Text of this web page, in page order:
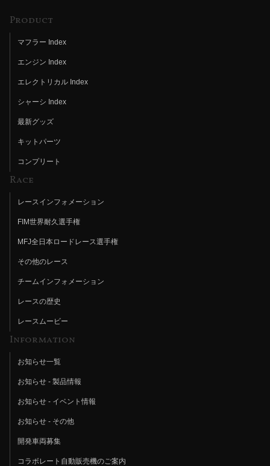
Product
マフラー Index
エンジン Index
エレクトリカル Index
シャーシ Index
最新グッズ
キットパーツ
コンプリート
Race
レースインフォメーション
FIM世界耐久選手権
MFJ全日本ロードレース選手権
その他のレース
チームインフォメーション
レースの歴史
レースムービー
Information
お知らせ一覧
お知らせ - 製品情報
お知らせ - イベント情報
お知らせ - その他
開発車両募集
コラボレート自動販売機のご案内